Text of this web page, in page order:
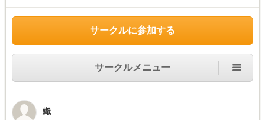
サークルに参加する
サークルメニュー
織